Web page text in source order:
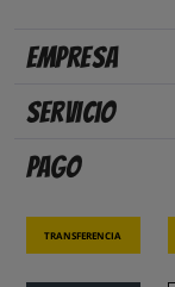
Empresa
Servicio
Pago
Transferencia